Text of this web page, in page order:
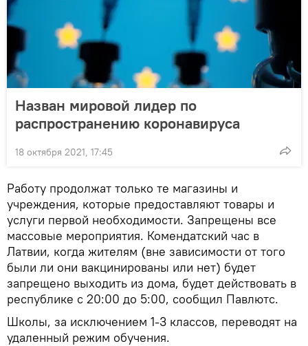
Назван мировой лидер по
распространению коронавируса
18 октября 2021, 17:45
Работу продолжат только те магазины и
учреждения, которые предоставляют товары и
услуги первой необходимости. Запрещены все
массовые мероприятия. Комендатский час в
Латвии, когда жителям (вне зависимости от того
были ли они вакцинированы или нет) будет
запрещено выходить из дома, будет действовать в
республике с 20:00 до 5:00, сообщил Павлютс.
Школы, за исключением 1-3 классов, переводят на
удаленный режим обучения.